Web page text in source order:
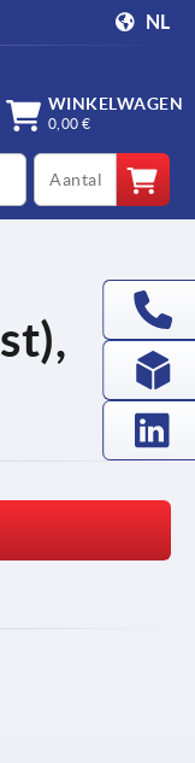
NL
WINKELWAGEN
0,00 €
qty